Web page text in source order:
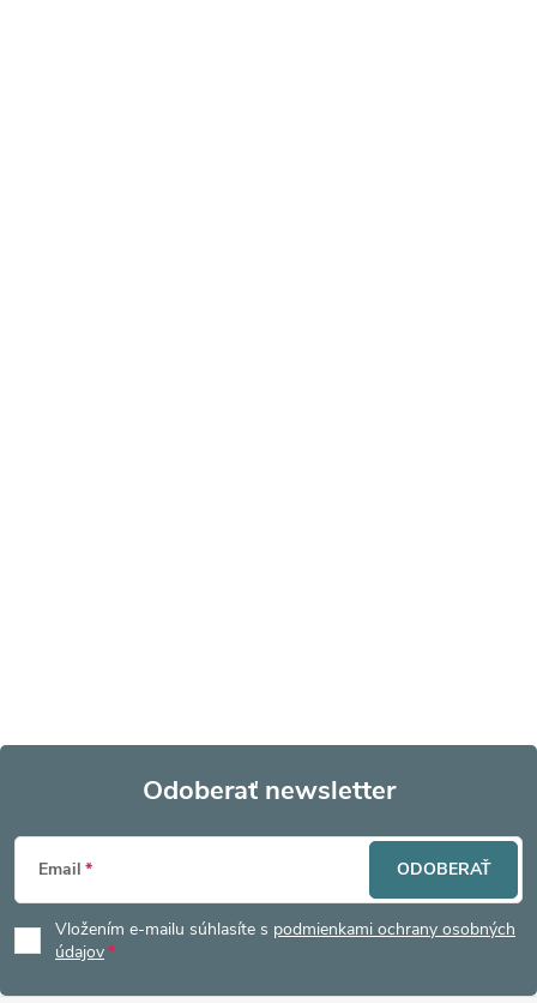
Z
á
p
Odoberať newsletter
Email
Vložením e-mailu súhlasíte s podmienkami ochrany osobných
údajov
ODOBERAŤ